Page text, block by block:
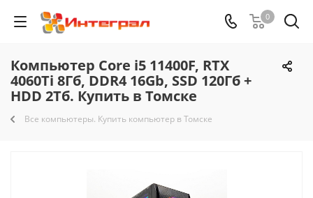
0
Компьютер Core i5 11400F, RTX
4060Ti 8Гб, DDR4 16Gb, SSD 120Гб +
HDD 2Тб. Купить в Томске
Все компьютеры. Купить компьютер в Томске